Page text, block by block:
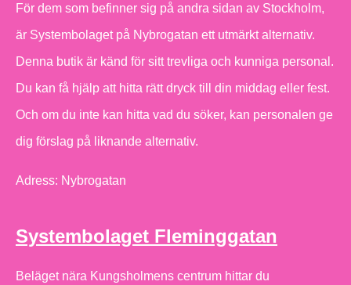
För dem som befinner sig på andra sidan av Stockholm,
är Systembolaget på Nybrogatan ett utmärkt alternativ.
Denna butik är känd för sitt trevliga och kunniga personal.
Du kan få hjälp att hitta rätt dryck till din middag eller fest.
Och om du inte kan hitta vad du söker, kan personalen ge
dig förslag på liknande alternativ.
Adress: Nybrogatan
Systembolaget Fleminggatan
Beläget nära Kungsholmens centrum hittar du